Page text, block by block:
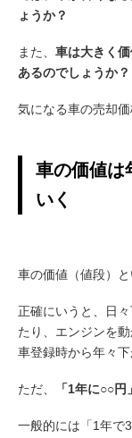
ょうか？
また、 車は大きく
あるのでしょうか？
気になる車の売却
車の価値は
いく
車の価値（値段）
正確にいうと、日
たり、エンジンを
車登録時から年々下
ただ、 「1年に○○
一般的には「1年で